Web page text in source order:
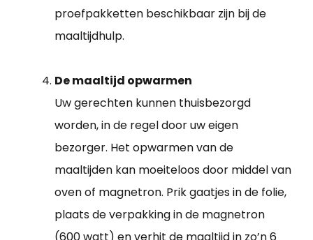
proefpakketten beschikbaar zijn bij de
maaltijdhulp.
De maaltijd opwarmen
Uw gerechten kunnen thuisbezorgd
worden, in de regel door uw eigen
bezorger. Het opwarmen van de
maaltijden kan moeiteloos door middel van
oven of magnetron. Prik gaatjes in de folie,
plaats de verpakking in de magnetron
(600 watt) en verhit de maaltijd in zo’n 6